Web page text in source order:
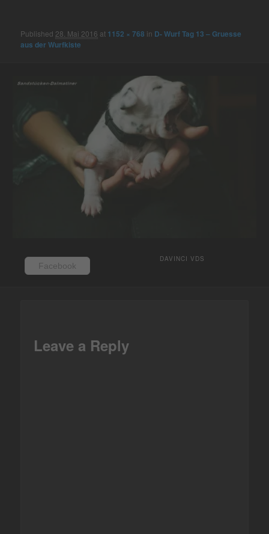
Published 28. Mai 2016 at 1152 × 768 in D- Wurf Tag 13 – Gruesse
aus der Wurfkiste
Facebook
DAVINCI VDS
Leave a Reply